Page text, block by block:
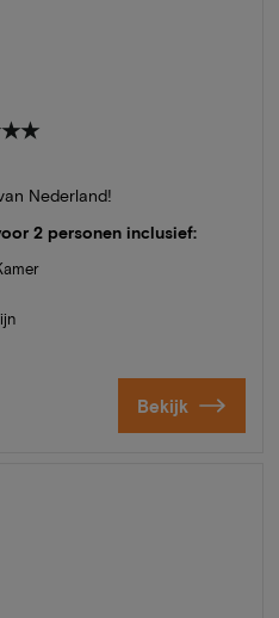
Nederland!
2 personen inclusief:
Bekijk